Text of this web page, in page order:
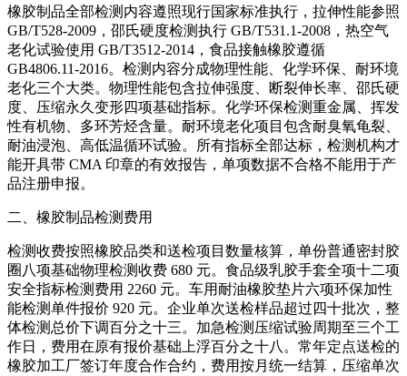
橡胶制品全部检测内容遵照现行国家标准执行，拉伸性能参照
GB/T528-2009，邵氏硬度检测执行 GB/T531.1-2008，热空气
老化试验使用 GB/T3512-2014，食品接触橡胶遵循
GB4806.11-2016。检测内容分成物理性能、化学环保、耐环境
老化三个大类。物理性能包含拉伸强度、断裂伸长率、邵氏硬
度、压缩永久变形四项基础指标。化学环保检测重金属、挥发
性有机物、多环芳烃含量。耐环境老化项目包含耐臭氧龟裂、
耐油浸泡、高低温循环试验。所有指标全部达标，检测机构才
能开具带 CMA 印章的有效报告，单项数据不合格不能用于产
品注册申报。
二、橡胶制品检测费用
检测收费按照橡胶品类和送检项目数量核算，单份普通密封胶
圈八项基础物理检测收费 680 元。食品级乳胶手套全项十二项
安全指标检测费用 2260 元。车用耐油橡胶垫片六项环保加性
能检测单件报价 920 元。企业单次送检样品超过四十批次，整
体检测总价下调百分之十三。加急检测压缩试验周期至三个工
作日，费用在原有报价基础上浮百分之十八。常年定点送检的
橡胶加工厂签订年度合作合约，费用按月统一结算，压缩单次